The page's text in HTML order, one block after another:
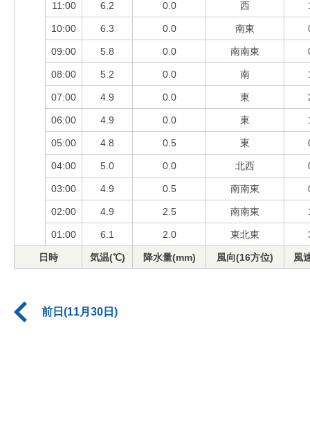
11:00 6.2 0.0 西
10:00 6.3 0.0 南東
09:00 5.8 0.0 南南東
08:00 5.2 0.0 南
07:00 4.9 0.0 東
06:00 4.9 0.0 東
05:00 4.8 0.5 東
04:00 5.0 0.0 北西
03:00 4.9 0.5 南南東
02:00 4.9 2.5 南南東
01:00 6.1 2.0 東北東
日時 気温(℃) 降水量(mm) 風向(16方位) 風
前日(11月30日)